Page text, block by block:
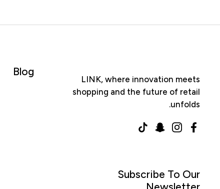
LINK, where innovation meets
shopping and the future of retail
unfolds.
Facebook
Instagram
Snapchat
TikTok
Blog
Subscribe To Our